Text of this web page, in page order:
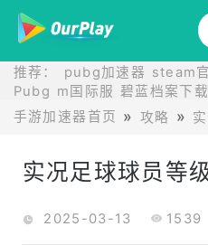
推荐： pubg加速器 steam
Pubg m国际服 碧蓝档案下载
手游加速器首页
攻略
实况足球球员等
2025-03-13 1539